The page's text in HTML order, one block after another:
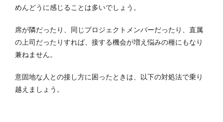
めんどうに感じることは多いでしょう。
席が隣だったり、同じプロジェクトメンバーだったり、直属
の上司だったりすれば、接する機会が増え悩みの種にもなり
兼ねません。
意固地な人との接し方に困ったときは、以下の対処法で乗り
越えましょう。